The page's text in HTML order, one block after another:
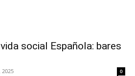
social Española: bares
2025 0